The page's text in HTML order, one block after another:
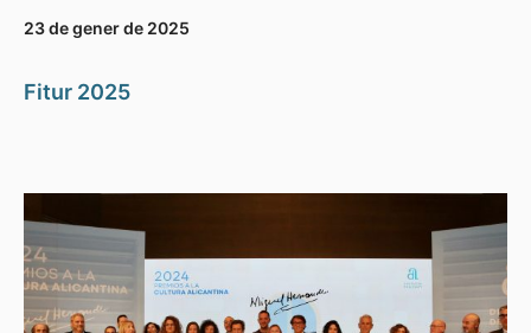
23 de gener de 2025
Fitur 2025